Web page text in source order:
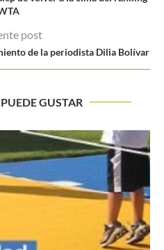
post
de la periodista Dilia Bolívar
GUSTAR